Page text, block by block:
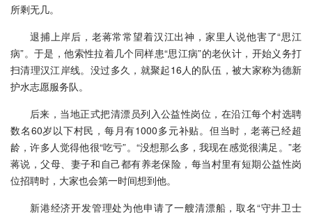
所剩无几。
退捕上岸后，老蒋常常望着汉江出神，家里人说他害了“思江
病”。于是，他索性拉着几个同样患“思江病”的老伙计，开始义务打
扫清理汉江岸线。没过多久，就聚起16人的队伍，被大家称为德新
护水志愿服务队。
后来，当地正式把清漂员列入公益性岗位，在沿江每个村选聘
数名60岁以下村民，每月有1000多元补贴。但当时，老蒋已经超
龄，许多人觉得他很“吃亏”。“没想那么多，我现在感觉很满足。”老
蒋说，父母、妻子和自己都有养老保险，每当村里有短期公益性岗
位招聘时，大家也会第一时间想到他。
新港经济开发管理处为他申请了一艘清漂船，取名“守井卫士